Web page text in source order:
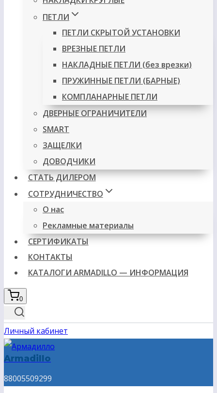
ПЕТЛИ
ПЕТЛИ СКРЫТОЙ УСТАНОВКИ
ВРЕЗНЫЕ ПЕТЛИ
НАКЛАДНЫЕ ПЕТЛИ (без врезки)
ПРУЖИННЫЕ ПЕТЛИ (БАРНЫЕ)
КОМПЛАНАРНЫЕ ПЕТЛИ
ДВЕРНЫЕ ОГРАНИЧИТЕЛИ
SMART
ЗАЩЕЛКИ
ДОВОДЧИКИ
СТАТЬ ДИЛЕРОМ
СОТРУДНИЧЕСТВО
О нас
Рекламные материалы
СЕРТИФИКАТЫ
КОНТАКТЫ
КАТАЛОГИ ARMADILLO — ИНФОРМАЦИЯ
0
Личный кабинет
Armadillo
88005509299